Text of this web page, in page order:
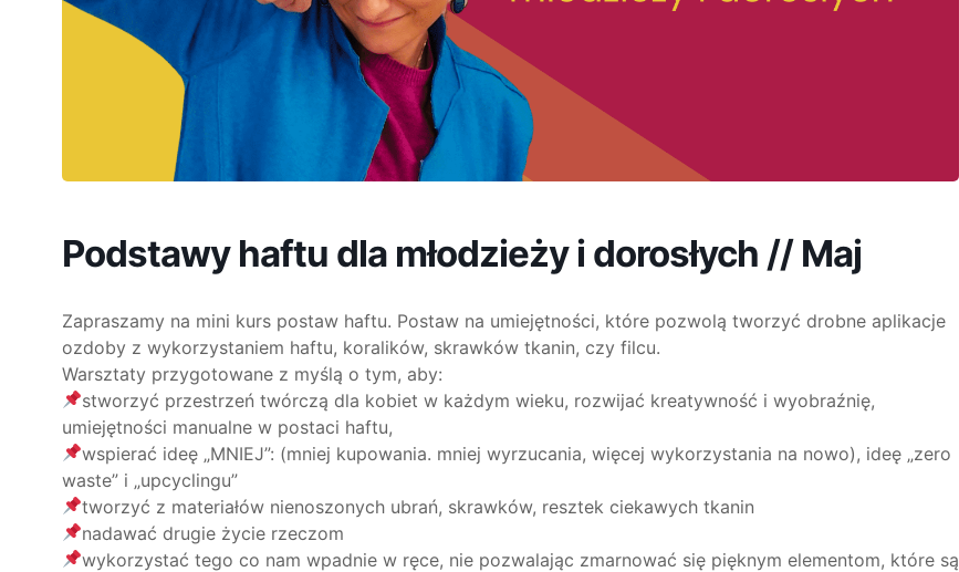
Podstawy haftu dla młodzieży i dorosłych // Maj
Zapraszamy na mini kurs postaw haftu. Postaw na umiejętności, które pozwolą tworzyć drobne aplikacje
ozdoby z wykorzystaniem haftu, koralików, skrawków tkanin, czy filcu.
Warsztaty przygotowane z myślą o tym, aby:
stworzyć przestrzeń twórczą dla kobiet w każdym wieku, rozwijać kreatywność i wyobraźnię,
umiejętności manualne w postaci haftu,
wspierać ideę „MNIEJ”: (mniej kupowania. mniej wyrzucania, więcej wykorzystania na nowo), ideę „zero
waste” i „upcyclingu”
tworzyć z materiałów nienoszonych ubrań, skrawków, resztek ciekawych tkanin
nadawać drugie życie rzeczom
wykorzystać tego co nam wpadnie w ręce, nie pozwalając zmarnować się pięknym elementom, które są